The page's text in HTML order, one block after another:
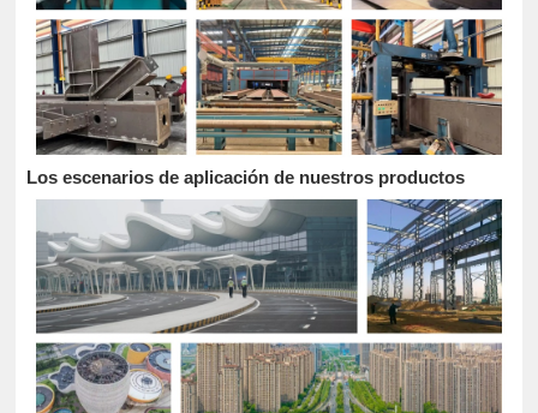
Los escenarios de aplicación de nuestros productos